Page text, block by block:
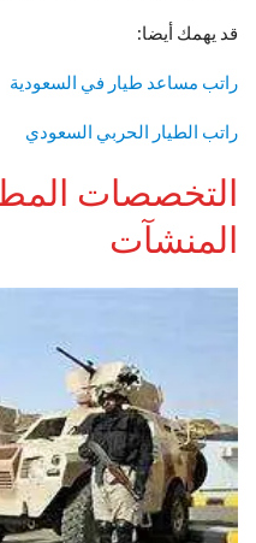
قد يهمك أيضا:
راتب مساعد طيار في السعودية
راتب الطيار الحربي السعودي
التخصصات
المنشآت